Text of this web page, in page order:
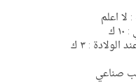
اعلم
ك
الولادة : ٣ ك
صناعي